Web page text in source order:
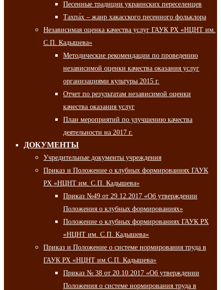
Песенные традиции украинских переселенцев
Тахпа́х – жанр хакасского песенного фольклора
Независимая оценка качества услуг ГАУК РХ «НЦНТ им.
С.П. Кадышева»
Методические рекомендации по проведению
независимой оценки качества оказания услуг
организациями культуры 2015 г.
Отчет по результатам независимой оценки
качества оказания услуг
План мероприятий по улучшению качества
деятельности на 2017 г.
ДОКУМЕНТЫ
Учредительные документы учреждения
Приказ и Положение о клубных формированиях ГАУК
РХ «НЦНТ им. С.П. Кадышева»
Приказ №49 от 29.12.2017 «Об утверждении
Положения о клубных формированиях»
Положение о клубных формированиях ГАУК РХ
«НЦНТ им. С.П. Кадышева»
Приказ и Положение о системе нормирования труда в
ГАУК РХ «НЦНТ им.С.П. Кадышева»
Приказ № 38 от 20.10.2017 «Об утверждении
Положения о системе нормирования труда в